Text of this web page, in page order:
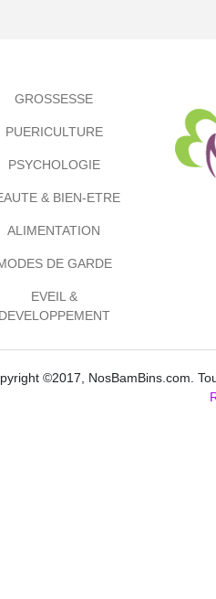
GROSSESSE
PUERICULTURE
PSYCHOLOGIE
& BIEN-ETRE
ALIMENTATION
DE GARDE
EVEIL &
DEVELOPPEMENT
©2017, NosBamBins.com.